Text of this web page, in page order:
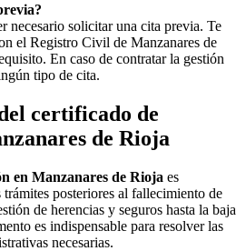
necesario solicitar una cita previa. Te
el Registro Civil de Manzanares de
En caso de contratar la gestión
tipo de cita.
certificado de
de Rioja
en Manzanares de Rioja es
posteriores al fallecimiento de
de herencias y seguros hasta la baja
es indispensable para resolver las
necesarias.